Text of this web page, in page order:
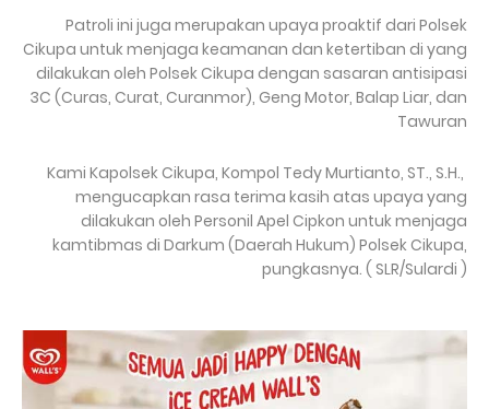
Patroli ini juga merupakan upaya proaktif dari Polsek
Cikupa untuk menjaga keamanan dan ketertiban di yang
dilakukan oleh Polsek Cikupa dengan sasaran antisipasi
3C (Curas, Curat, Curanmor), Geng Motor, Balap Liar, dan
Tawuran
Kami Kapolsek Cikupa, Kompol Tedy Murtianto, ST., S.H.,
mengucapkan rasa terima kasih atas upaya yang
dilakukan oleh Personil Apel Cipkon untuk menjaga
kamtibmas di Darkum (Daerah Hukum) Polsek Cikupa,
pungkasnya. ( SLR/Sulardi )